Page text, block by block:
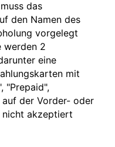
das
den Namen des
vorgelegt
werden 2
eine
mit
"Prepaid",
der Vorder- oder
nicht akzeptiert